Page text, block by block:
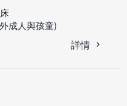
成人與孩童)
詳情